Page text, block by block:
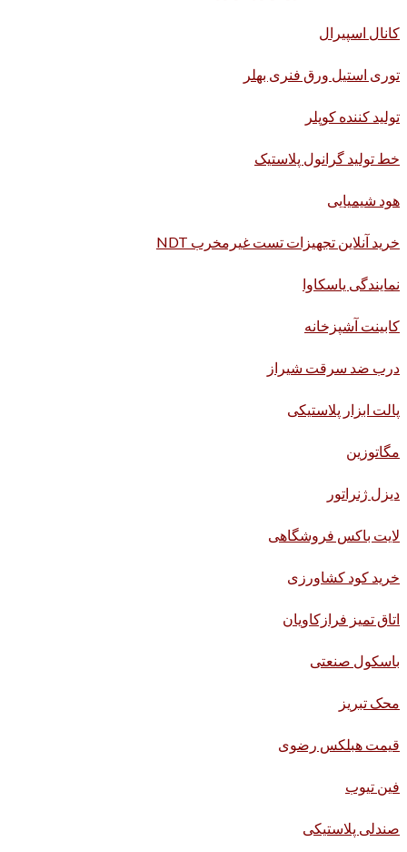
کانال اسپیرال
توری استیل ورق فنری بهلر
تولید کننده کوپلر
خط تولید گرانول پلاستیک
هود شیمیایی
خرید آنلاین تجهیزات تست غیرمخرب NDT
نمایندگی یاسکاوا
کابینت آشپزخانه
درب ضد سرقت شیراز
پالت ابزار پلاستیکی
مگاتوزین
دیزل ژنراتور
لایت باکس فروشگاهی
خرید کود کشاورزی
اتاق تمیز فرازکاویان
باسکول صنعتی
محک تبریز
قیمت هبلکس رضوی
فین تیوب
صندلی پلاستیکی